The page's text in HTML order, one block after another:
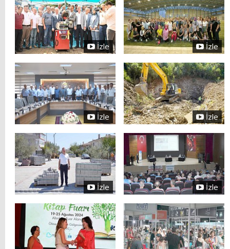
İzle İzle
İzle İzle
İzle İzle